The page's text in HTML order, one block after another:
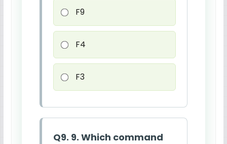
F9
F4
F3
Q9. 9. Which command